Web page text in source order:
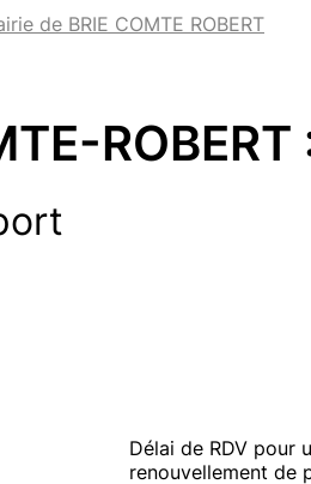
de BRIE COMTE ROBERT
ROBERT
Délai de RDV pour
renouvellement de